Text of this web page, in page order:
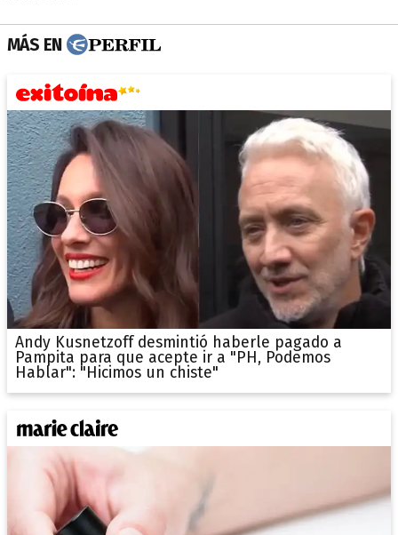
MÁS EN
Andy Kusnetzoff desmintió haberle pagado a
Pampita para que acepte ir a "PH, Podemos
Hablar": "Hicimos un chiste"